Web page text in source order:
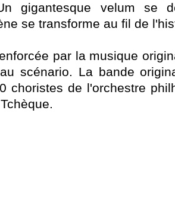
gigantesque velum se
se transforme au fil de
par la musique
scénario. La bande
choristes de l'orchestre